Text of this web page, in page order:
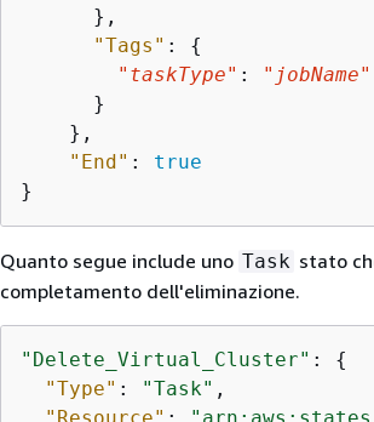
      },
"Tags" : {
"taskType" :
"jobName"
      }
    },
"End" : true
}
Quanto segue include uno Task stato
completamento dell'eliminazione.
"Delete_Virtual_Cluster" : {
"Type" : "Task" ,